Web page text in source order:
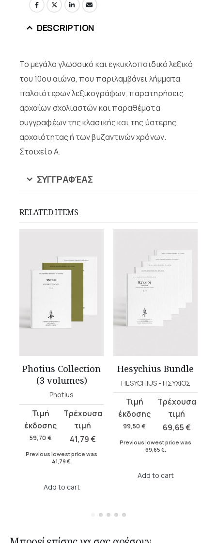
DESCRIPTION
Το μεγάλο γλωσσικό και εγκυκλοπαιδικό λεξικό
του 10ου αιώνα, που παριλαμβάνει λήμματα
παλαιότερων λεξικογράφων, παρατηρήσεις
αρχαίων σχολιαστών και παραθέματα
συγγραφέων της κλασικής και της ύστερης
αρχαιότητας ή των βυζαντινών χρόνων.
Στοιχείο Α.
ΣΥΓΓΡΑΦΈΑΣ
RELATED ITEMS
Photius Collection
(3 volumes)
Photius
59,70 €
Original
price
was:
41,79€
Current
price
Previous lowest price was
41,79 €.
Add to cart
Hesychius Bundle
HESYCHIUS - ΗΣΥΧΙΟΣ
99,50 €
Original
price
was:
69,65€
Current
price
Previous lowest price was
69,65 €.
Add to cart